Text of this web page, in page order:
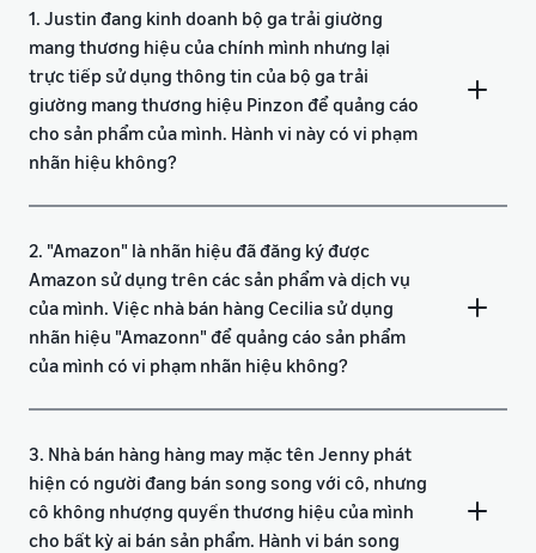
1. Justin đang kinh doanh bộ ga trải giường
mang thương hiệu của chính mình nhưng lại
trực tiếp sử dụng thông tin của bộ ga trải
giường mang thương hiệu Pinzon để quảng cáo
cho sản phẩm của mình. Hành vi này có vi phạm
nhãn hiệu không?
2. "Amazon" là nhãn hiệu đã đăng ký được
Amazon sử dụng trên các sản phẩm và dịch vụ
của mình. Việc nhà bán hàng Cecilia sử dụng
nhãn hiệu "Amazonn" để quảng cáo sản phẩm
của mình có vi phạm nhãn hiệu không?
3. Nhà bán hàng hàng may mặc tên Jenny phát
hiện có người đang bán song song với cô, nhưng
cô không nhượng quyền thương hiệu của mình
cho bất kỳ ai bán sản phẩm. Hành vi bán song